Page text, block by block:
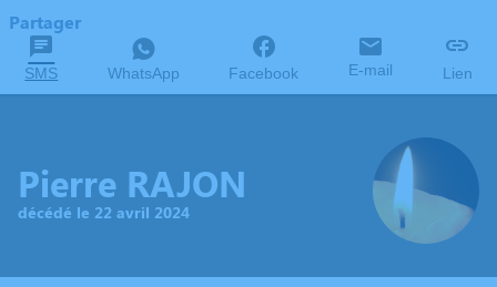
Partager
SMS WhatsApp Facebook E-mail Lien
Pierre RAJON
décédé le 22 avril 2024